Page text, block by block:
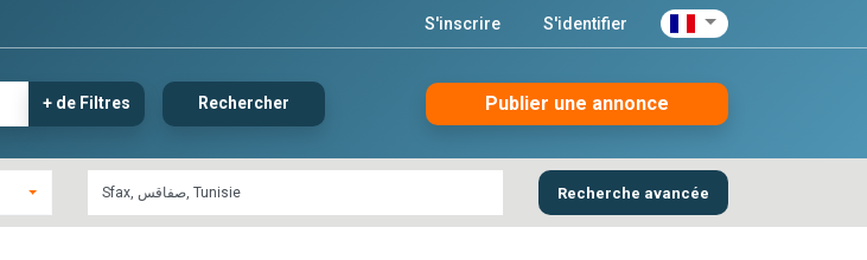
S'inscrire S'identifier
+ de Filtres Rechercher Publier une annonce
Recherche avancée